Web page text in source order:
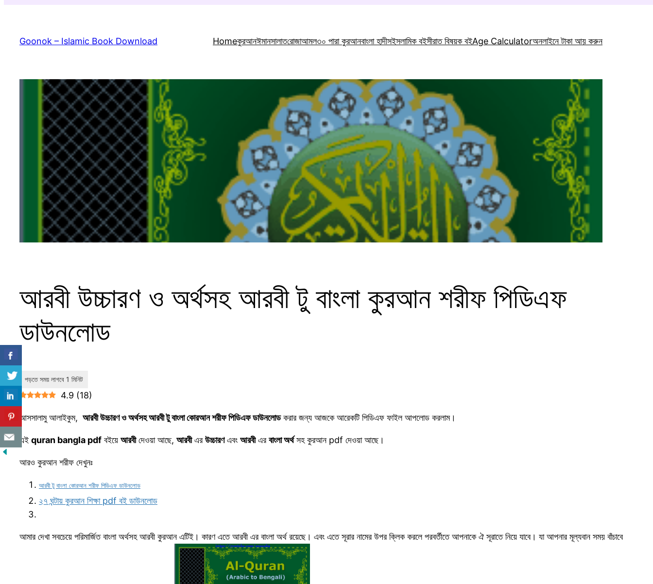
content
Goonok – Islamic Book Download Homeকুরআনঈমানসালাতরোজাআমল৩০ পারা কুরআনবাংলা হাদীসইসলামিক বইসীরাত বিষয়ক বইAge Calculatorঅনলাইনে টাকা আয় করুন
আরবী উচ্চারণ ও অর্থসহ আরবী টু বাংলা কুরআন শরীফ পিডিএফ
ডাউনলোড
4.9 (18)
আসসালামু আলাইকুম, আরবী উচ্চারণ ও অর্থসহ আরবী টু বাংলা কোরআন শরীফ পিডিএফ ডাউনলোডকরার জন্য আজকে আরেকটি পিডিএফ ফাইল আপলোড করলাম।
এইquran bangla pdf বইয়ে আরবীদেওয়া আছে, আরবীএরউচ্চারণএবং আরবীএরবাংলা অর্থসহ কুরআন pdf দেওয়া আছে।
আরও কুরআন শরীফ দেখুনঃ
আরবী টু বাংলা কোরআন শরীফ পিডিএফ ডাউনলোড
২৭ ঘন্টায় কুরআন শিক্ষা pdf বই ডাউনলোড
আমার দেখা সবচেয়ে পরিমার্জিত বাংলা অর্থসহ আরবী কুরআন এটিই। কারণ এতে আরবী এর বাংলা অর্থ রয়েছে। এবং এতে সূরার নামের উপর ক্লিক করলে পরবর্তীতে আপনাকে ঐ সূরাতে নিয়ে যাবে। যা আপনার মূল্যবান সময় বাঁচাবে